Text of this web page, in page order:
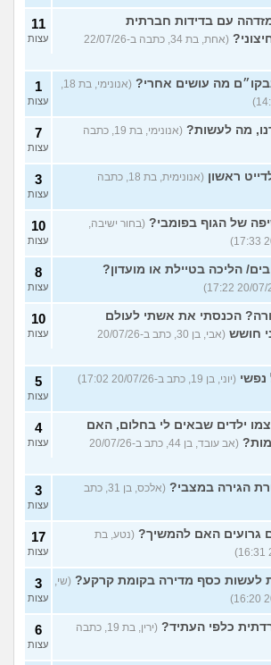
עם בדידות חברתית
(אחת, בת 34, כתבה ב-22/07/26
11
עצות
מה עושים אחרי?
(אנונימי, בת 18,
1
עצות
מה לעשות?
(אנונימי, בת 19, כתבה
7
עצות
ראשון
(אנונימית, בת 18, כתבה
3
עצות
של הגוף בפומבי? (בחור ישיבה,
10
עצות
הליכה בטיילת או מועדון? 8
עצות
הכנסתי את אשתי לעולם
חושש
(אבי, בן 30, כתב ב-20/07/26
10
עצות
(יוני, בן 19, כתב ב-20/07/26 17:02) 5
עצות
ילדים שבאים לי בחלום, האם
(אב עובד, בן 44, כתב ב-20/07/26
4
עצות
הגירה במצבי?
(אלכס, בן 31, כתב
3
עצות
גרועים האם להמשיך? (נטע, בת
17
עצות
לעשות כסף מדירה בקומת קרקע? (שי,
3
עצות
כלפי העתיד?
(ירין, בת 19, כתבה
6
עצות